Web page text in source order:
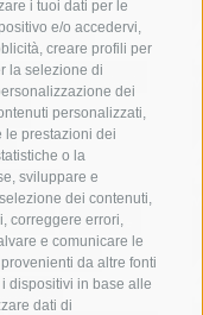
i tuoi dati per le
e/o accedervi,
creare profili per
la selezione di
dei
personalizzati,
le prestazioni dei
o la
sviluppare e
dei contenuti,
correggere errori,
e comunicare le
da altre fonti
dispositivi in base alle
dati di
arresto
capri
carabinieri
incidente
lubrense